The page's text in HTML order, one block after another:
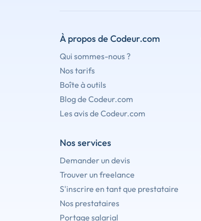
À propos de Codeur.com
Qui sommes-nous ?
Nos tarifs
Boîte à outils
Blog de Codeur.com
Les avis de Codeur.com
Nos services
Demander un devis
Trouver un freelance
S'inscrire en tant que prestataire
Nos prestataires
Portage salarial